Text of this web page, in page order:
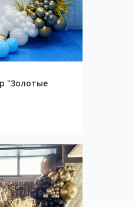
на выпускной
грн
"Золотые